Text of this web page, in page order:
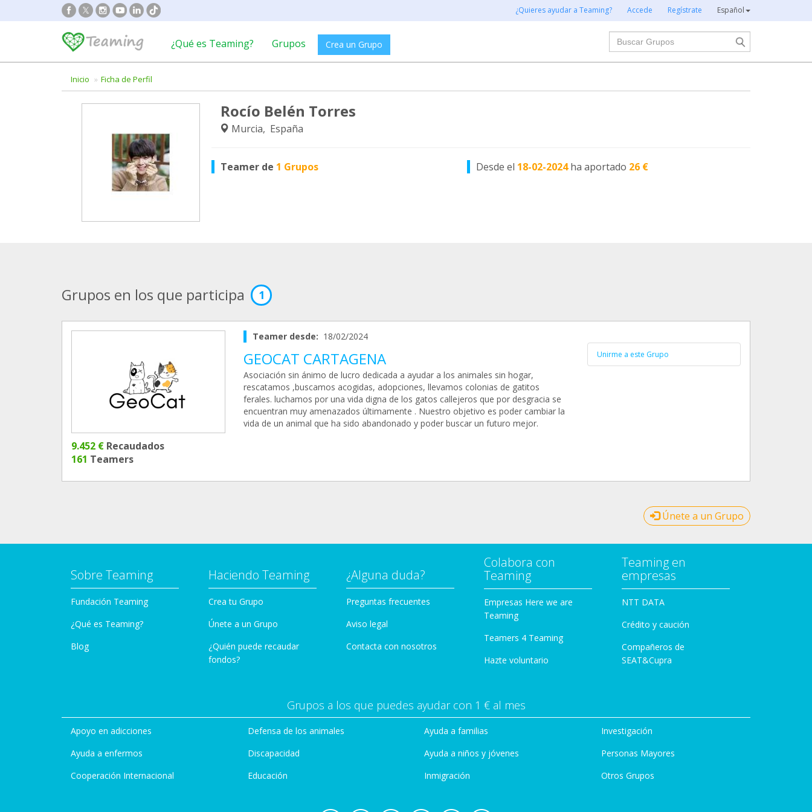
¿Quieres ayudar a Teaming? Accede Regístrate Español
¿Qué es Teaming? Grupos Crea un Grupo
Buscar
Inicio Ficha de Perfil
Rocío Belén Torres
Murcia, España
Teamer de 1 Grupos Desde el 18-02-2024 ha aportado 26 €
Grupos en los que participa 1
9.452 € Recaudados
161 Teamers
Teamer desde: 18/02/2024
GEOCAT CARTAGENA
Asociación sin ánimo de lucro dedicada a ayudar a los animales sin hogar,
rescatamos ,buscamos acogidas, adopciones, llevamos colonias de gatitos
ferales. luchamos por una vida digna de los gatos callejeros que por desgracia se
encuentran muy amenazados últimamente . Nuestro objetivo es poder cambiar la
vida de un animal que ha sido abandonado y poder buscar un futuro mejor.
Unirme a este Grupo
Únete a un Grupo
Sobre Teaming
Fundación Teaming
¿Qué es Teaming?
Blog
Haciendo Teaming
Crea tu Grupo
Únete a un Grupo
¿Quién puede recaudar
fondos?
¿Alguna duda?
Preguntas frecuentes
Aviso legal
Contacta con nosotros
Colabora con
Teaming
Empresas Here we are
Teaming
Teamers 4 Teaming
Hazte voluntario
Teaming en
empresas
NTT DATA
Crédito y caución
Compañeros de
SEAT&Cupra
Grupos a los que puedes ayudar con 1 € al mes
Apoyo en adicciones
Ayuda a enfermos
Cooperación Internacional
Defensa de los animales
Discapacidad
Educación
Ayuda a familias
Ayuda a niños y jóvenes
Inmigración
Investigación
Personas Mayores
Otros Grupos